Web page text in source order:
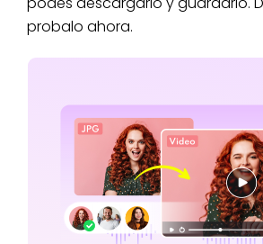
probalo ahora.